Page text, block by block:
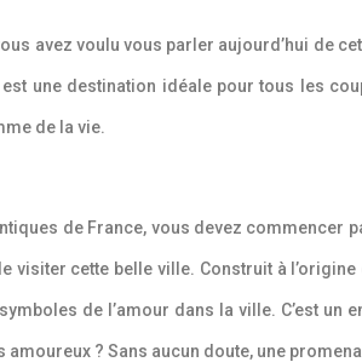
avez voulu vous parler aujourd’hui
une destination idéale pour tous les
de la vie.
de France, vous devez commencer
cette belle ville. Construit à
de l’amour dans la ville. C’est
? Sans aucun doute, une